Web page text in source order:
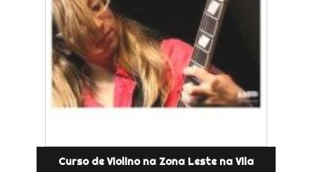
Curso de Violino na Zona Leste na Vila